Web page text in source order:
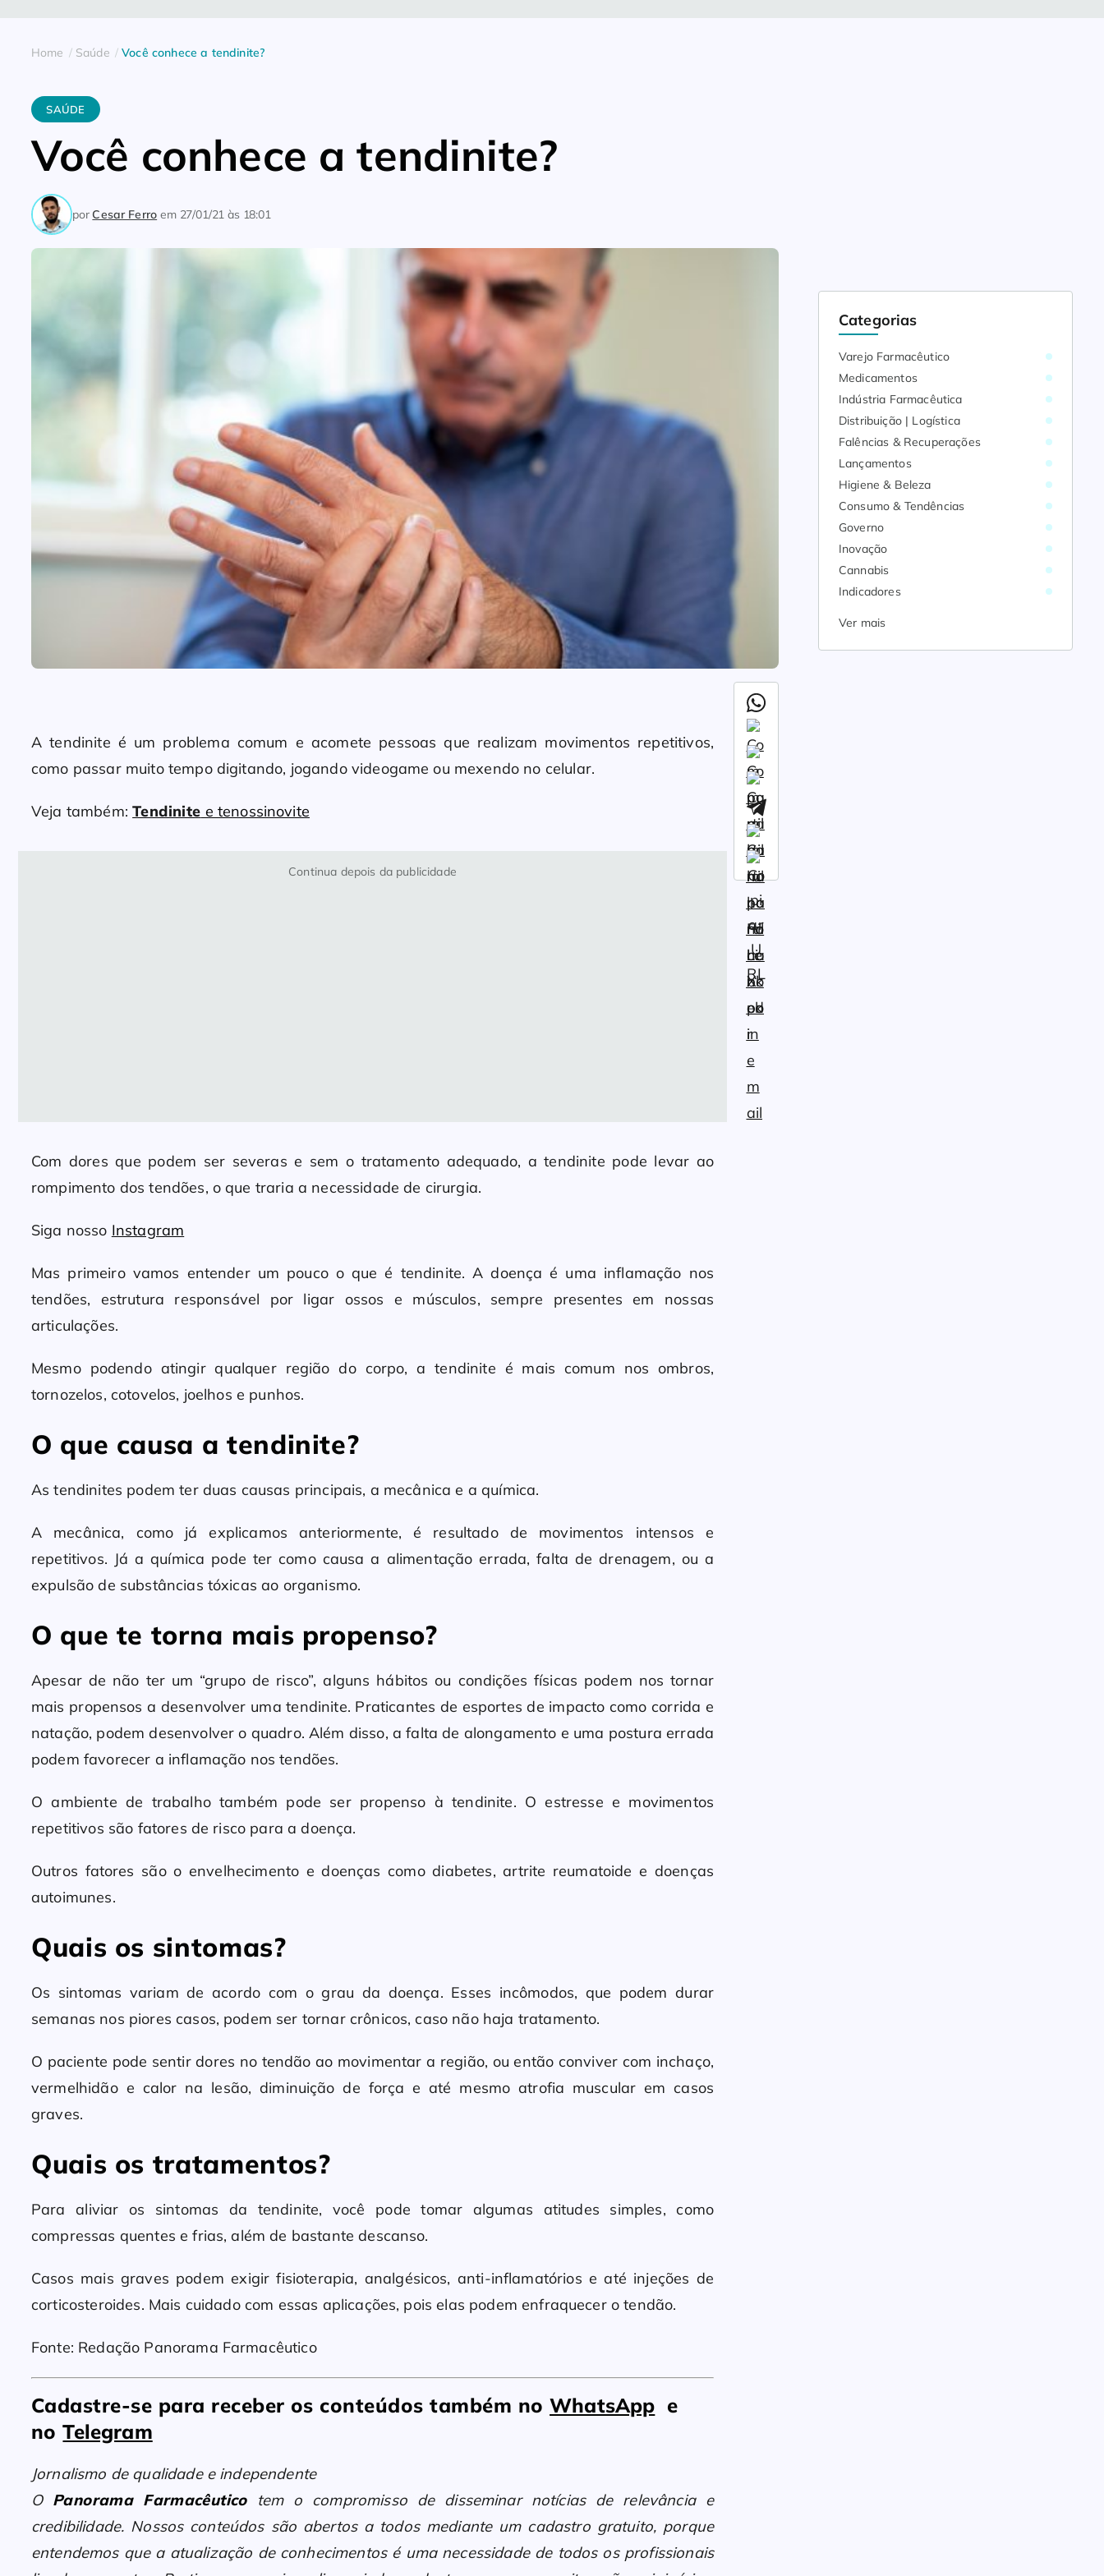
Home Saúde Você conhece a tendinite?
SAÚDE
Você conhece a tendinite?
porCesar Ferro em 27/01/21 às 18:01
A tendinite é um problema comum e acomete pessoas que realizam movimentos repetitivos,
como passar muito tempo digitando, jogando videogame ou mexendo no celular.
Veja também:Tendinite e tenossinovite
Continua depois da publicidade
Com dores que podem ser severas e sem o tratamento adequado, a tendinite pode levar ao
rompimento dos tendões, o que traria a necessidade de cirurgia.
Siga nosso Instagram
Mas primeiro vamos entender um pouco o que é tendinite. A doença é uma inflamação nos
tendões, estrutura responsável por ligar ossos e músculos, sempre presentes em nossas
articulações.
Mesmo podendo atingir qualquer região do corpo, a tendinite é mais comum nos ombros,
tornozelos, cotovelos, joelhos e punhos.
O que causa a tendinite?
As tendinites podem ter duas causas principais, a mecânica e a química.
A mecânica, como já explicamos anteriormente, é resultado de movimentos intensos e
repetitivos. Já a química pode ter como causa a alimentação errada, falta de drenagem, ou a
expulsão de substâncias tóxicas ao organismo.
O que te torna mais propenso?
Apesar de não ter um “grupo de risco”, alguns hábitos ou condições físicas podem nos tornar
mais propensos a desenvolver uma tendinite. Praticantes de esportes de impacto como corrida e
natação, podem desenvolver o quadro. Além disso, a falta de alongamento e uma postura errada
podem favorecer a inflamação nos tendões.
O ambiente de trabalho também pode ser propenso à tendinite. O estresse e movimentos
repetitivos são fatores de risco para a doença.
Outros fatores são o envelhecimento e doenças como diabetes, artrite reumatoide e doenças
autoimunes.
Quais os sintomas?
Os sintomas variam de acordo com o grau da doença. Esses incômodos, que podem durar
semanas nos piores casos, podem ser tornar crônicos, caso não haja tratamento.
O paciente pode sentir dores no tendão ao movimentar a região, ou então conviver com inchaço,
vermelhidão e calor na lesão, diminuição de força e até mesmo atrofia muscular em casos
graves.
Quais os tratamentos?
Para aliviar os sintomas da tendinite, você pode tomar algumas atitudes simples, como
compressas quentes e frias, além de bastante descanso.
Casos mais graves podem exigir fisioterapia, analgésicos, anti-inflamatórios e até injeções de
corticosteroides. Mais cuidado com essas aplicações, pois elas podem enfraquecer o tendão.
Fonte: Redação Panorama Farmacêutico
Cadastre-se para receber os conteúdos também noWhatsApp e
noTelegram
Jornalismo de qualidade e independente
O Panorama Farmacêuticotem o compromisso de disseminar notícias de relevância e
credibilidade. Nossos conteúdos são abertos a todos mediante um cadastro gratuito, porque
entendemos que a atualização de conhecimentos é uma necessidade de todos os profissionais
Categorias
Varejo Farmacêutico
Medicamentos
Indústria Farmacêutica
Distribuição | Logística
Falências & Recuperações
Lançamentos
Higiene & Beleza
Consumo & Tendências
Governo
Inovação
Cannabis
Indicadores
Ver mais